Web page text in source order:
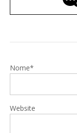
Nome*
Website